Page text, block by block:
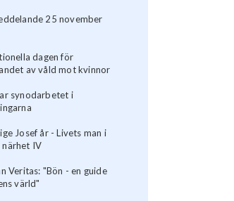
25 november
dagen för
av våld mot kvinnor
synodarbetet i
Josef år - Livets man i
närhet IV
Veritas: "Bön - en guide
värld"